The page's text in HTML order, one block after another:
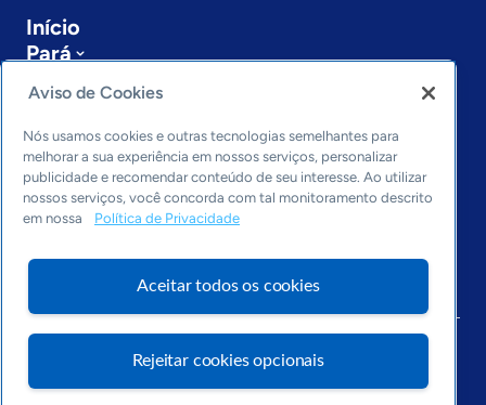
Início
Pará
Sobre a ASN
Últimas notícias
Entre em contato
Editorias
Economia & Política
Inovação & Tecnologia
Cultura empreendedora
Arquivo
Aviso de Cookies
Nós usamos cookies e outras tecnologias semelhantes para
melhorar a sua experiência em nossos serviços, personalizar
publicidade e recomendar conteúdo de seu interesse. Ao utilizar
nossos serviços, você concorda com tal monitoramento descrito
em nossa
Política de Privacidade
Aceitar todos os cookies
Rejeitar cookies opcionais